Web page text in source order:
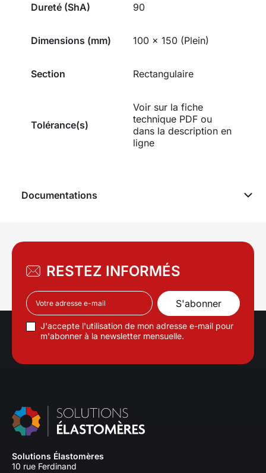
Dureté (ShA) 90
Dimensions (mm) 100 x 150 (Plein)
Section Rectangulaire
Tolérance(s)
Voir sur la fiche
technique PDF ou
dans la description en
ligne
Documentations
RESTEZ INFORMÉS
J'accepte l'utilisation de mon adresse e-mail pour
m'abonner à la newsletter mensuelle.
Solutions Élastomères
10 rue Ferdinand